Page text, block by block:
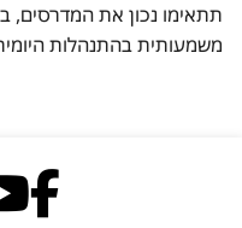
תתאימו נכון את המדרסים,
משמעותית בהתנהלות